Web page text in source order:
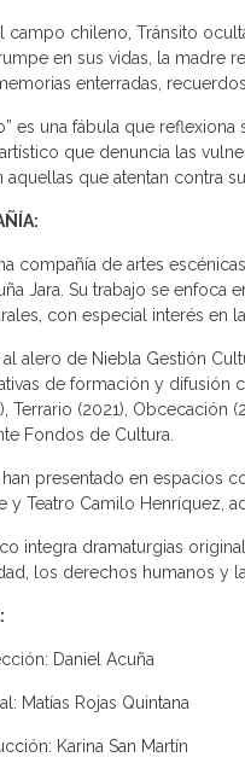
campo chileno, Tránsito
en sus vidas, la madre
enterradas,
es una fábula que
que denuncia las
aquellas que atentan contra
compañía de artes
Jara. Su trabajo se
con especial interés en
al alero de Niebla Gestión
de formación y difusión
Terrario (2021),
Fondos de Cultura.
presentado en espacios
y Teatro Camilo Henríquez,
integra dramaturgias
los derechos humanos y
Daniel Acuña
Matías Rojas Quintana
Karina San Martín